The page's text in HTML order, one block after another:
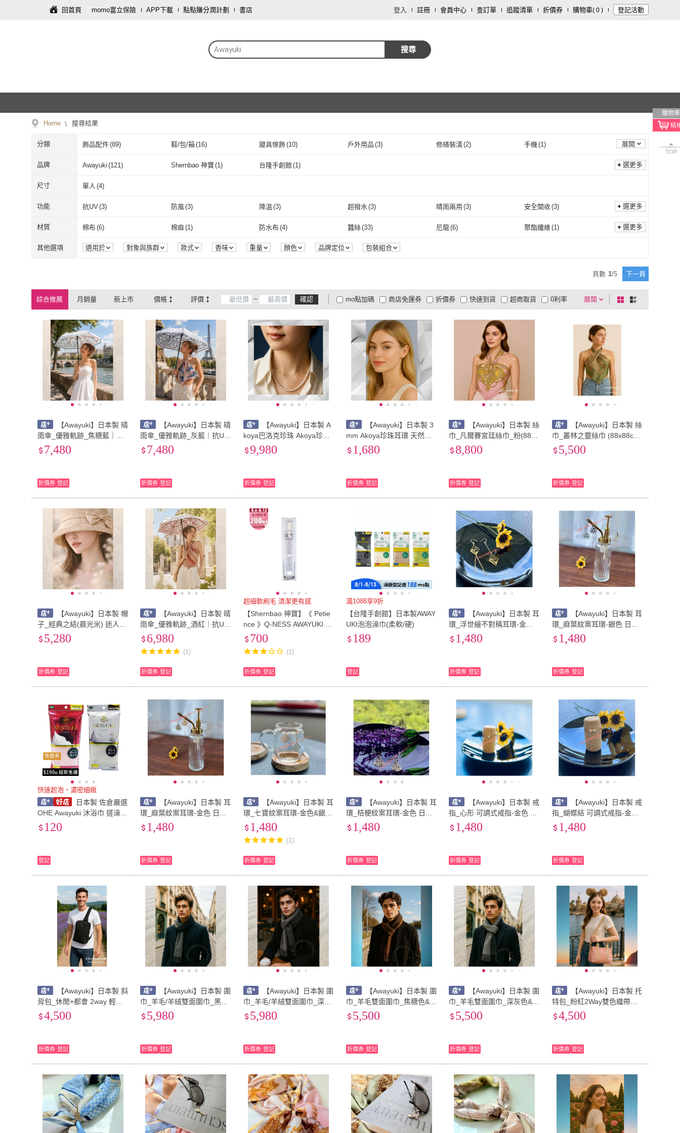
回首頁 momo富立保險 APP下載 點點賺分潤計劃 書店 登入 註冊 會員中心 查訂單 追蹤清單 折價券 購物車( 0 ) 登記活動
Awayuki 搜尋
購物車
TOP
Home 搜尋結果
分類 飾品配件(89) 鞋/包/箱(16) 寢具傢飾(10) 戶外用品 (3) 修繕裝潢(2) 手機(1)
母嬰/童 ( 1) 文具樂器( 1) 餐廚用品(1)
展開
品牌 Awayuki (121) Shernbao 神寶 (1) 台隆手創館(1)
Awayuki
選更多
尺寸 單人 (4)
單人(
功能 抗UV(3) 防風 (3) 降溫 (3) 超撥水 (3) 晴雨兩用 (3) 安全開收(3)
除臭(1) 抗菌(1) 芳香(1)
抗UV 防風 降溫 超撥水 安全開收
除臭 (1 抗菌 芳香(1)
選更多
材質 棉布(6) 棉麻(1) 防水布(4) 蠶絲(33) 尼龍(6) 聚酯纖維(1)
羊毛(18) 金屬/合金
棉布 (6 棉麻 防水布(4 蠶絲(33)
選更多
其他選項 適用於 對象與族群 款式 香味 重量 顏色 品牌定位 包裝組合
頁數 1/5 下一頁
綜合推薦 月銷量 新上市 價格 評價 ~ 確認 展開
折價券
有影片
商品有量 電視購物
mo點加碼 快速到貨 超商取貨
低溫宅配
大家電安心配
大家電快配
定期配/分次配
商店免運券 0利率
貨到付款 超商付款
5
及以上 3 及以上 及以上
棋
盤
列
【Awayuki】日本製 晴
雨傘_優雅軌跡_焦糖藍｜抗
UV 折疊傘 防曬傘 遮陽傘 降
溫涼感 防風 晴雨兩用 雨傘
7,480
折價券 登記
【Awayuki】日本製 晴
雨傘_優雅軌跡_灰藍｜抗UV
折疊傘 防曬傘 遮陽傘 降溫
涼感 防風 晴雨兩用 雨傘 洋
7,480
折價券 登記
【Awayuki】日本製 A
koya巴洛克珍珠 Akoya珍珠
串鏈 天然珍珠 珍珠 巴洛克
珍珠 珍珠項鍊 個性項鍊 日
9,980
折價券 登記
【Awayuki】日本製 3
mm Akoya珍珠耳環 天然珍
珠耳環 日本珍珠耳環 迷你珍
珠耳環 日本耳環 Akoya
1,680
折價券 登記
【Awayuki】日本製 絲
巾_凡爾賽宮廷絲巾_粉(88x8
8cm) 純絲 絲巾 90*90 日本
絲巾 大方巾 9090 冷氣房 日
8,800
折價券 登記
【Awayuki】日本製 絲
巾_叢林之靈絲巾 (88x88cm)
純絲 日本絲巾 大方巾 9090
披肩 冷氣房 日夜溫差
5,500
折價券 登記
【Awayuki】日本製 帽
子_經典之結(晨光米) 迷人蝴
蝶結 抗UV 防曬帽 遮陽帽 休
閒帽 防曬遮陽 防紫外線 旅
5,280
折價券 登記
【Awayuki】日本製 晴
雨傘_優雅軌跡_酒紅｜抗UV
折疊傘 防曬傘 遮陽傘 降溫
涼感 防風 晴雨兩用 雨傘 洋
傘 速乾 超輕量折疊傘
6,980
(1)
折價券 登記
超細軟刷毛 清潔更有感
【Shernbao 神寶】《 Petie
nce 》Q-NESS AWAYUKI 泡
雪牙刷 細/極細刷頭(超細軟
700
(1)
折價券 登記
滿1088享9折
【台隆手創館】日本製AWAY
UKI泡泡澡巾(柔軟/硬)
189
登記
【Awayuki】日本製 耳
環_浮世繪不對稱耳環-金色
日本紋案 日本文化 日本耳環
平安幸福幸運 葛飾北齋
1,480
折價券 登記
【Awayuki】日本製 耳
環_麻葉紋案耳環-銀色 日本
紋案 日本文化 日本耳環 平
安幸福幸運
1,480
折價券 登記
免運券
快速起泡，濃密細緻
日本製 佐倉嚴選
OHE Awayuki 沐浴巾 搓澡巾
起泡澡巾 刷背巾 洗澡巾 去
120
登記
【Awayuki】日本製 耳
環_麻葉紋案耳環-金色 日本
紋案 日本文化 日本耳環 平
安幸福幸運
1,480
折價券 登記
【Awayuki】日本製 耳
環_七寶紋案耳環-金色&銀色
日本紋案 日本文化 日本耳環
平安幸福幸運
1,480
(1)
折價券 登記
【Awayuki】日本製 耳
環_桔梗紋案耳環-金色 日本
紋案 日本文化 日本耳環 平
安幸福幸運
1,480
折價券 登記
【Awayuki】日本製 戒
指_心形 可調式戒指-金色 日
本戒指 可調戒指 心形戒指
可愛戒指
1,480
折價券 登記
【Awayuki】日本製 戒
指_蝴蝶結 可調式戒指-金色
日本戒指 可調戒指 蝴蝶結戒
指 可愛戒指
1,480
折價券 登記
【Awayuki】日本製 斜
背包_休閒+都會 2way 輕量
機能斜背包(黑色) 男生包包
斜背包 日本包包 日本斜背包
4,500
折價券 登記
【Awayuki】日本製 圍
巾_羊毛/羊絨雙面圍巾_黑色
&深灰色(30×150cm) cashm
ere 日本圍巾 喀什米爾圍巾
5,980
折價券 登記
【Awayuki】日本製 圍
巾_羊毛/羊絨雙面圍巾_深灰
色&淺灰色(30×150cm) cash
mere 日本圍巾 喀什米爾圍
5,980
折價券 登記
【Awayuki】日本製 圍
巾_羊毛雙面圍巾_焦糖色&咖
啡色(30×150cm) cashmere
日本圍巾 喀什米爾圍巾 羊毛
5,500
折價券 登記
【Awayuki】日本製 圍
巾_羊毛雙面圍巾_深灰色&淺
灰色(30×150cm) cashmere
日本圍巾 喀什米爾圍巾 羊毛
5,500
折價券 登記
【Awayuki】日本製 托
特包_粉紅2Way雙色織帶托
特包_側肩包 手提包 斜背包
日本包包 日本托特包 登山包
4,500
折價券 登記